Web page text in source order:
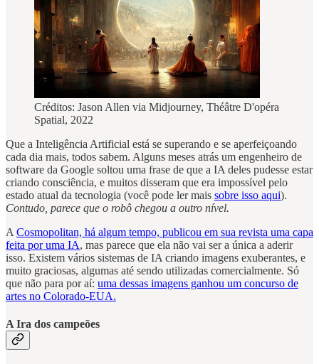
Créditos: Jason Allen via Midjourney, Théâtre D'opéra
Spatial, 2022
Que a Inteligência Artificial está se superando e se aperfeiçoando
cada dia mais, todos sabem. Alguns meses atrás um engenheiro de
software da Google soltou uma frase de que a IA deles pudesse estar
criando consciência, e muitos disseram que era impossível pelo
estado atual da tecnologia (você pode ler mais sobre isso aqui).
Contudo, parece que o robô chegou a outro nível.
A Cosmopolitan, há algum tempo, publicou em sua revista uma capa
feita por uma IA, mas parece que ela não vai ser a única a aderir
isso. Existem vários sistemas de IA criando imagens exuberantes, e
muito graciosas, algumas até sendo utilizadas comercialmente. Só
que não para por aí: uma dessas imagens ganhou um concurso de
artes no Colorado-EUA.
A Ira dos campeões